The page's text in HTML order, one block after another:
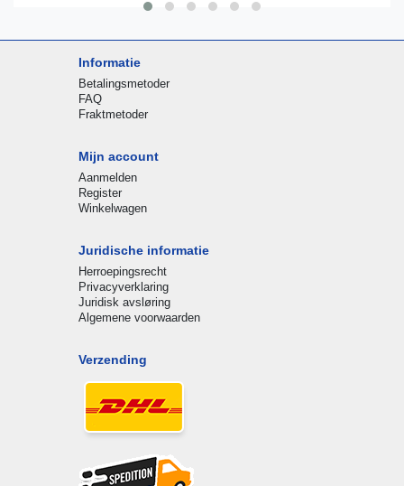
Informatie
Betalingsmetoder
FAQ
Fraktmetoder
Mijn account
Aanmelden
Register
Winkelwagen
Juridische informatie
Herroepingsrecht
Privacyverklaring
Juridisk avsløring
Algemene voorwaarden
Verzending